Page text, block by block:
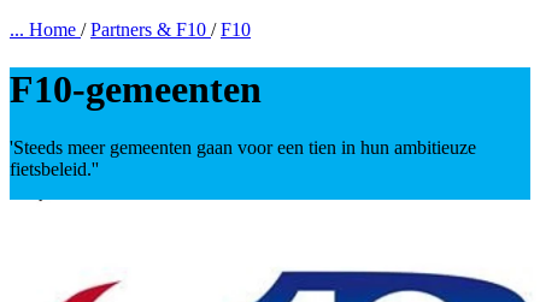
... Home /Partners & F10 /F10
F10-gemeenten
'Steeds meer gemeenten gaan voor een tien in hun ambitieuze
fietsbeleid.''